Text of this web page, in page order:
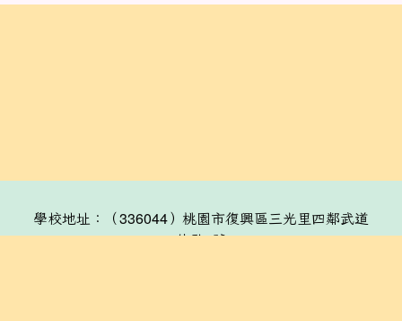
學校地址：（336044）桃園市復興區三光里四鄰武道
能敢8號